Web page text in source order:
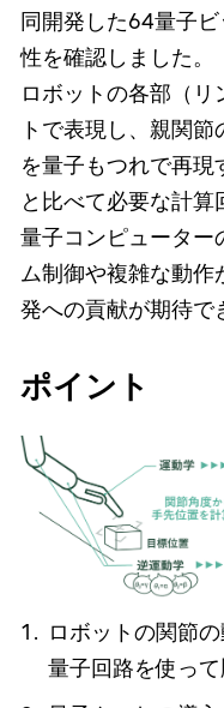
同開発した64量子
性を確認しました。
ロボットの各部（リ
トで表現し、親関
を量子もつれで再
と比べて必要な計算
量子コンピューター
ム制御や複雑な動作
発への貢献が期待で
ポイント
ロボットの関節
量子回路を使っ